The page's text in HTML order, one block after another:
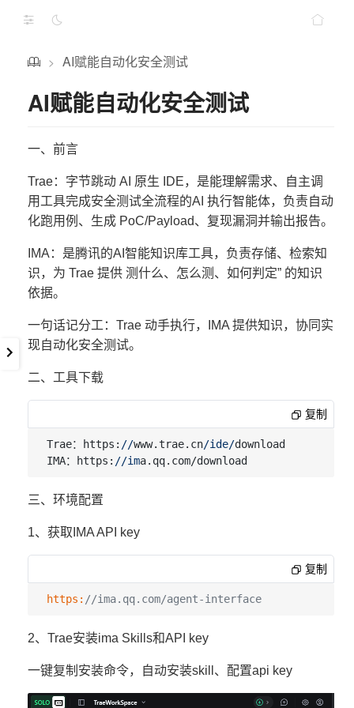
> AI赋能自动化安全测试
AI赋能自动化安全测试
一、前言
Trae：字节跳动 AI 原生 IDE，是能理解需求、自主调
用工具完成安全测试全流程的AI 执行智能体，负责自动
化跑用例、生成 PoC/Payload、复现漏洞并输出报告。
IMA：是腾讯的AI智能知识库工具，负责存储、检索知
识，为 Trae 提供 测什么、怎么测、如何判定” 的知识
依据。
一句话记分工：Trae 动手执行，IMA 提供知识，协同实
现自动化安全测试。
二、工具下载
复制
Trae：https: //www.trae.cn/ide/download
IMA：https: //im
三、环境配置
1、获取IMA API key
复制
https: //ima.qq.com/agent-interface
2、Trae安装ima Skills和API key
一键复制安装命令，自动安装skill、配置api key